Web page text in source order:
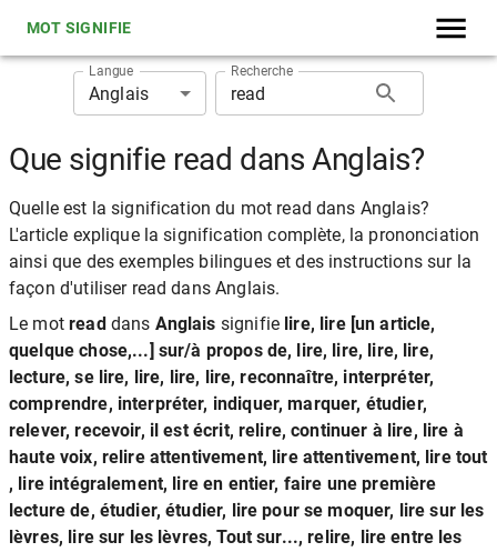
MOT SIGNIFIE
Langue
Anglais
Recherche
Que signifie read dans Anglais?
Quelle est la signification du mot read dans Anglais?
L'article explique la signification complète, la prononciation
ainsi que des exemples bilingues et des instructions sur la
façon d'utiliser read dans Anglais.
Le motreaddans Anglais signifie lire, lire [un article,
quelque chose,...] sur/à propos de, lire, lire, lire, lire,
lecture, se lire, lire, lire, lire, reconnaître, interpréter,
comprendre, interpréter, indiquer, marquer, étudier,
relever, recevoir, il est écrit, relire, continuer à lire, lire à
haute voix, relire attentivement, lire attentivement, lire tout
, lire intégralement, lire en entier, faire une première
lecture de, étudier, étudier, lire pour se moquer, lire sur les
lèvres, lire sur les lèvres, Tout sur..., relire, lire entre les